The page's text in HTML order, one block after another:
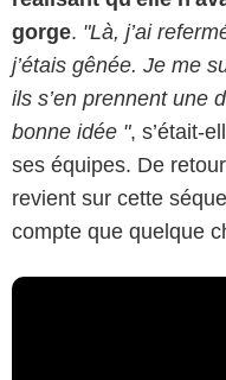
gorge. "Là, j’ai
j’étais gênée. Je me
ils s’en prennent une
bonne idée ", s’était-
ses équipes. De
revient sur cette
compte que quelque